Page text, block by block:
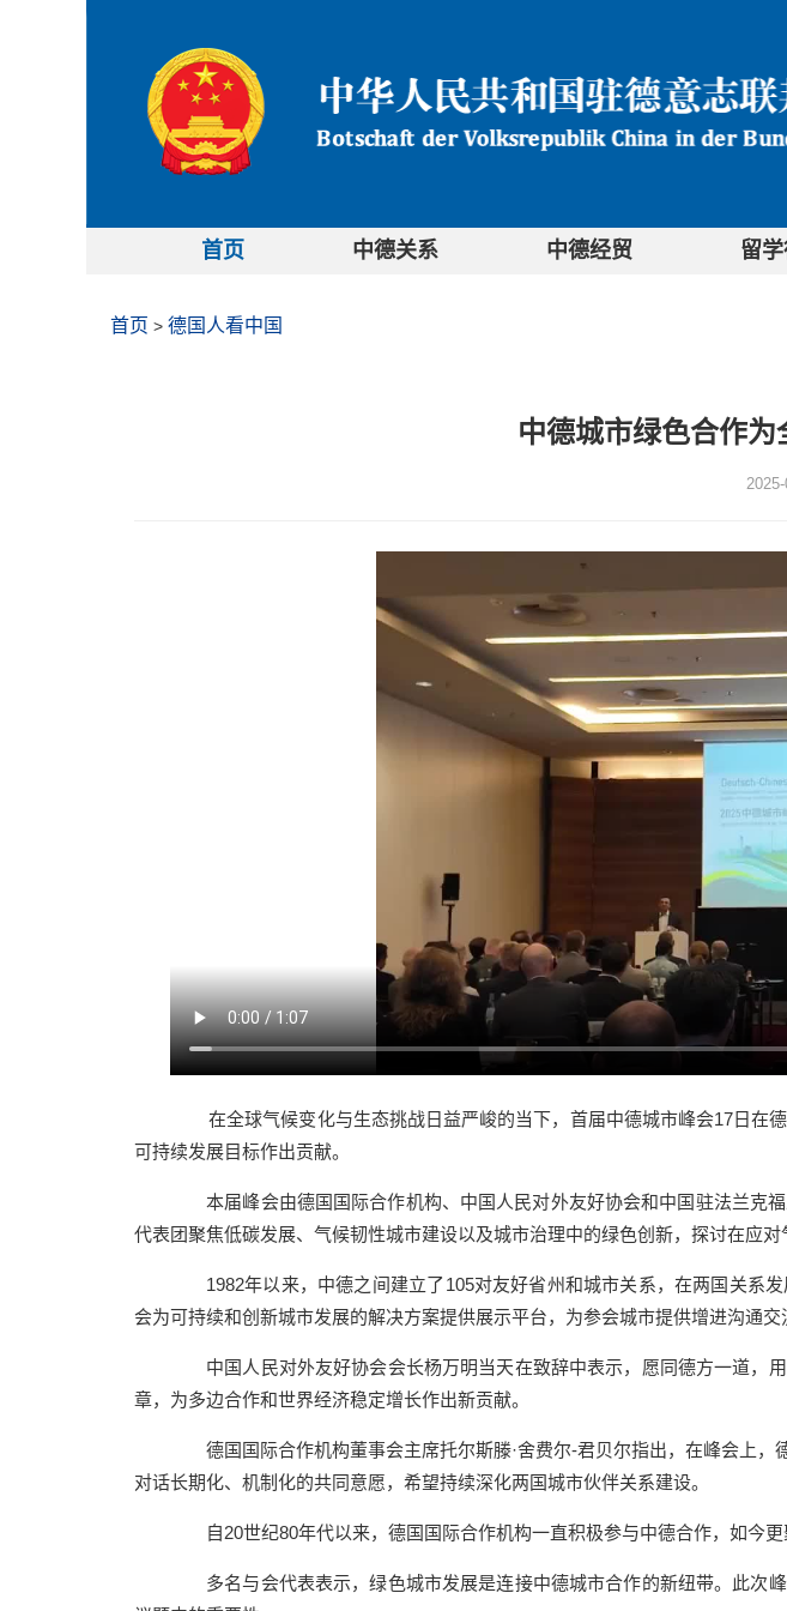
首页 中德关系 中德经贸 留学
首页 > 德国人看中国
中德城市绿色合作
在全球气候变化与生态挑战日益严峻的当下，首届中德城市峰会17日在
可持续发展目标作出贡献。
本届峰会由德国国际合作机构、中国人民对外友好协会和中国驻法兰克
代表团聚焦低碳发展、气候韧性城市建设以及城市治理中的绿色创新，探讨在应
1982年以来，中德之间建立了105对友好省州和城市关系，在两国关系
会为可持续和创新城市发展的解决方案提供展示平台，为参会城市提供增进沟通
中国人民对外友好协会会长杨万明当天在致辞中表示，愿同德方一道，
章，为多边合作和世界经济稳定增长作出新贡献。
德国国际合作机构董事会主席托尔斯滕·舍费尔-君贝尔指出，在峰会上，
对话长期化、机制化的共同意愿，希望持续深化两国城市伙伴关系建设。
自20世纪80年代以来，德国国际合作机构一直积极参与中德合作，如今更
多名与会代表表示，绿色城市发展是连接中德城市合作的新纽带。此次